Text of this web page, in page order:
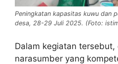
Peningkatan kapasitas kuwu dan
desa, 28-29 Juli 2025. (Foto:
Dalam kegiatan
narasumber yang